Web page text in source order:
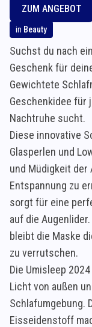
ZUM ANGEBOT
in Beauty
Suchst du nach
Geschenk für
Gewichtete
Geschenkidee für
Nachtruhe sucht.
Diese innovative
Glasperlen und
und Müdigkeit der
Entspannung zu
sorgt für eine
auf die
bleibt die Maske
zu verrutschen.
Die Umisleep
Licht von außen
Schlafumgebung.
Eisseidenstoff